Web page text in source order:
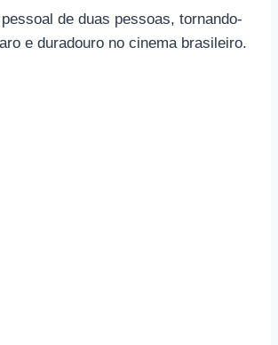
de duas pessoas, tornando-
e duradouro no cinema brasileiro.